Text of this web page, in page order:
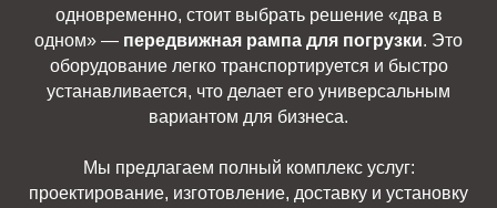
одновременно, стоит выбрать решение «два в
одном» — передвижная рампа для погрузки. Это
оборудование легко транспортируется и быстро
устанавливается, что делает его универсальным
вариантом для бизнеса.
Мы предлагаем полный комплекс услуг:
проектирование, изготовление, доставку и установку